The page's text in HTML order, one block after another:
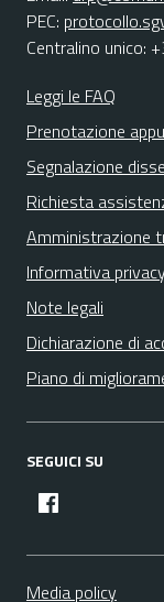
PEC:
Centralino unico:
Leggi le FAQ
Prenotazione
Segnalazione
Richiesta
Amministrazione
Informativa privacy
Note legali
Dichiarazione di
Piano di
SEGUICI SU
Media policy